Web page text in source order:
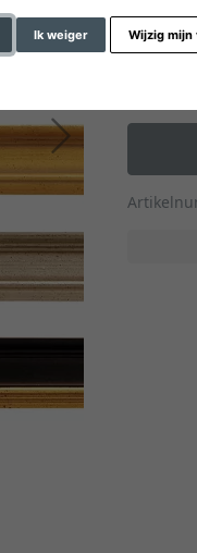
Ik weiger Wijzig
Verder
» naar